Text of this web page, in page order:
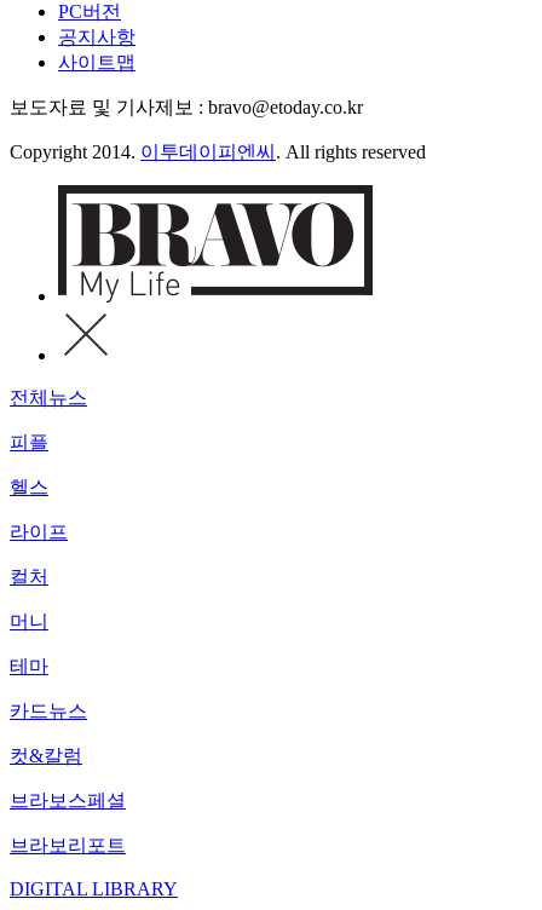
PC버전
공지사항
사이트맵
보도자료 및 기사제보 : bravo@etoday.co.kr
Copyright 2014. 이투데이피엔씨 . All rights reserved
전체뉴스
피플
헬스
라이프
컬처
머니
테마
카드뉴스
컷&칼럼
브라보스페셜
브라보리포트
DIGITAL LIBRARY